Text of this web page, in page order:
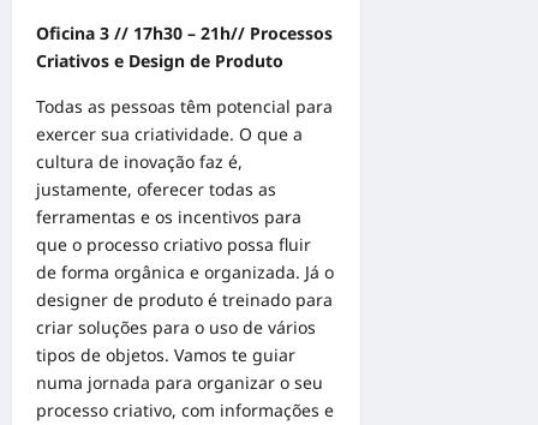
Oﬁcina 3 // 17h30 – 21h// Processos
Criativos e Design de Produto
Todas as pessoas têm potencial para
exercer sua criatividade. O que a
cultura de inovação faz é,
justamente, oferecer todas as
ferramentas e os incentivos para
que o processo criativo possa fluir
de forma orgânica e organizada. Já o
designer de produto é treinado para
criar soluções para o uso de vários
tipos de objetos. Vamos te guiar
numa jornada para organizar o seu
processo criativo, com informações e